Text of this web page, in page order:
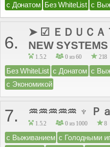
с Донатом Без WhiteList с
6.
➤ ☑ ＥＤＵＣＡ
NEW
1.5.2 0 из 60 218
Без WhiteList с Донатом с
с Экономикой
7. ♒♒♒♒♒ ♆ Ｐ
1.5.2 0 из 1000 8
с Выживанием с Голодными